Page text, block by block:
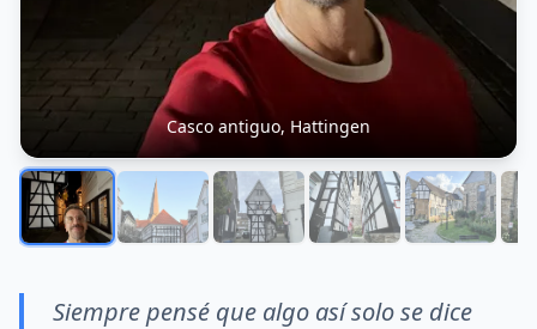
Casco antiguo, Hattingen
Siempre pensé que algo así solo se dice